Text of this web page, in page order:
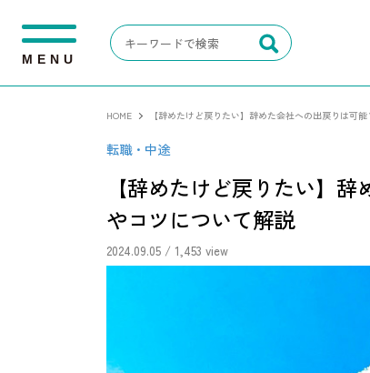
M E N U
HOME 【辞めたけど戻りたい】辞めた会社への出戻りは可
転職・中途
【辞めたけど戻りたい】
やコツについて解説
2024.09.05 / 1,453 view